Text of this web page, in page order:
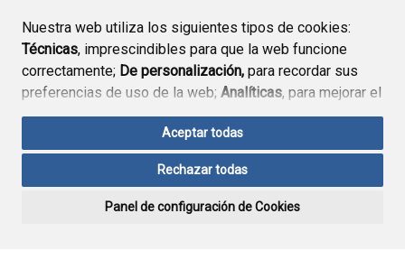
Nuestra web utiliza los siguientes tipos de cookies:
Técnicas, imprescindibles para que la web funcione
correctamente; De personalización, para recordar sus
preferencias de uso de la web; Analíticas, para mejorar el
funcionamiento de la web y sus servicios.
Si acepta pulsando el botón“Aceptar todas”
consideramos que acepta su uso. Si pulsa el botón
ninguna acción, se guardarán las cookies técnicas
Aceptar todas
Rechazar todas
Panel de configuración de Cookies